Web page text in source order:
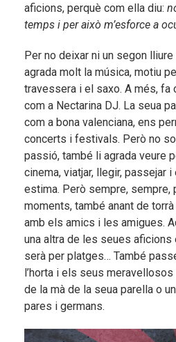
aficions, perquè com ella diu:
temps i per això m’esforce a
Per no deixar ni un segon
agrada molt la música, motiu
travessera i el saxo. A més, fa
com a Nectarina DJ. La seua
com a bona valenciana, ens
concerts i festivals. Però no
passió, també li agrada veure
cinema, viatjar, llegir, passejar
estima. Però sempre, sempre,
moments, també anant de
amb els amics i les amigues.
una altra de les seues aficions
serà per platges… També
l’horta i els seus
de la mà de la seua parella o
pares i germans.